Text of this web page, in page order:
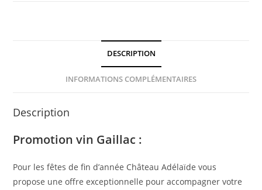
DESCRIPTION
INFORMATIONS COMPLÉMENTAIRES
Description
Promotion vin Gaillac :
Pour les fêtes de fin d’année Château Adélaïde vous
propose une offre exceptionnelle pour accompagner votre